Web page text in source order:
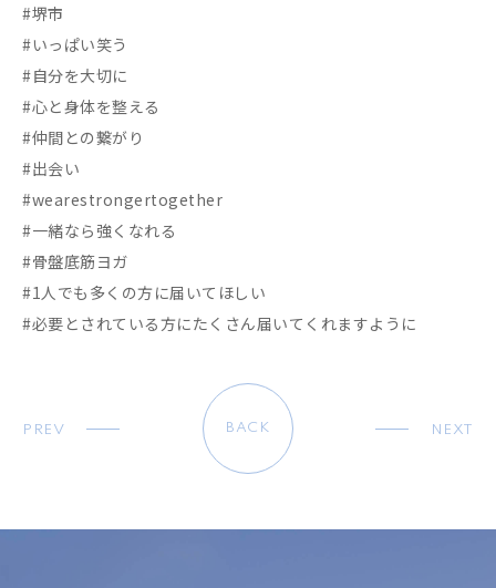
#堺市
#いっぱい笑う
#自分を大切に
#心と身体を整える
#仲間との繋がり
#出会い
#wearestrongertogether
#一緒なら強くなれる
#骨盤底筋ヨガ
#1人でも多くの方に届いてほしい
#必要とされている方にたくさん届いてくれますように
PREV BACK NEXT